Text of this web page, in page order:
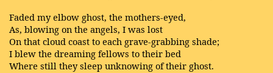
Faded my elbow ghost, the mothers-eyed,
As, blowing on the angels, I was lost
On that cloud coast to each grave-grabbing shade;
I blew the dreaming fellows to their bed
Where still they sleep unknowing of their ghost.